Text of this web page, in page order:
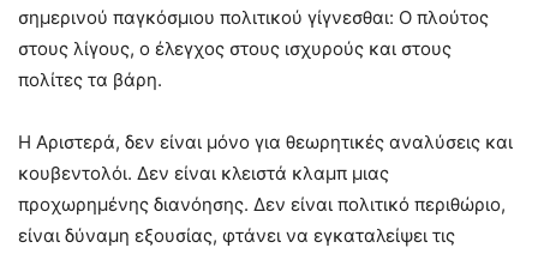
σημερινού παγκόσμιου πολιτικού γίγνεσθαι: Ο πλούτος
στους λίγους, ο έλεγχος στους ισχυρούς και στους
πολίτες τα βάρη.
Η Αριστερά, δεν είναι μόνο για θεωρητικές αναλύσεις και
κουβεντολόι. Δεν είναι κλειστά κλαμπ μιας
προχωρημένης διανόησης. Δεν είναι πολιτικό περιθώριο,
είναι δύναμη εξουσίας, φτάνει να εγκαταλείψει τις